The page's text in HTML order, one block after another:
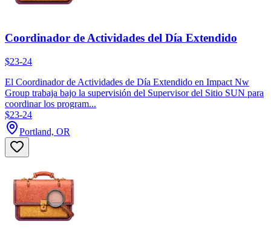
Coordinador de Actividades del Día Extendido
$23-24
El Coordinador de Actividades de Día Extendido en Impact Nw
Group trabaja bajo la supervisión del Supervisor del Sitio SUN para
coordinar los program...
$23-24
Portland, OR